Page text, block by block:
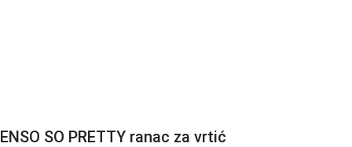
ENSO SO PRETTY ranac za vrtić